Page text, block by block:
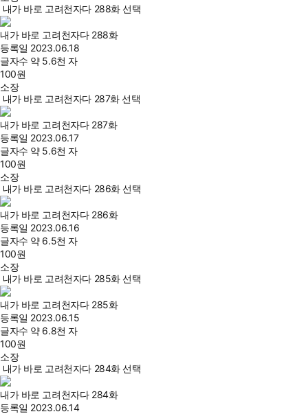
내가 바로 고려천자다 288화 선택
내가 바로 고려천자다 288화
등록일 2023.06.18
글자수 약 5.6천 자
100원
소장
내가 바로 고려천자다 287화 선택
내가 바로 고려천자다 287화
등록일 2023.06.17
글자수 약 5.6천 자
100원
소장
내가 바로 고려천자다 286화 선택
내가 바로 고려천자다 286화
등록일 2023.06.16
글자수 약 6.5천 자
100원
소장
내가 바로 고려천자다 285화 선택
내가 바로 고려천자다 285화
등록일 2023.06.15
글자수 약 6.8천 자
100원
소장
내가 바로 고려천자다 284화 선택
내가 바로 고려천자다 284화
등록일 2023.06.14